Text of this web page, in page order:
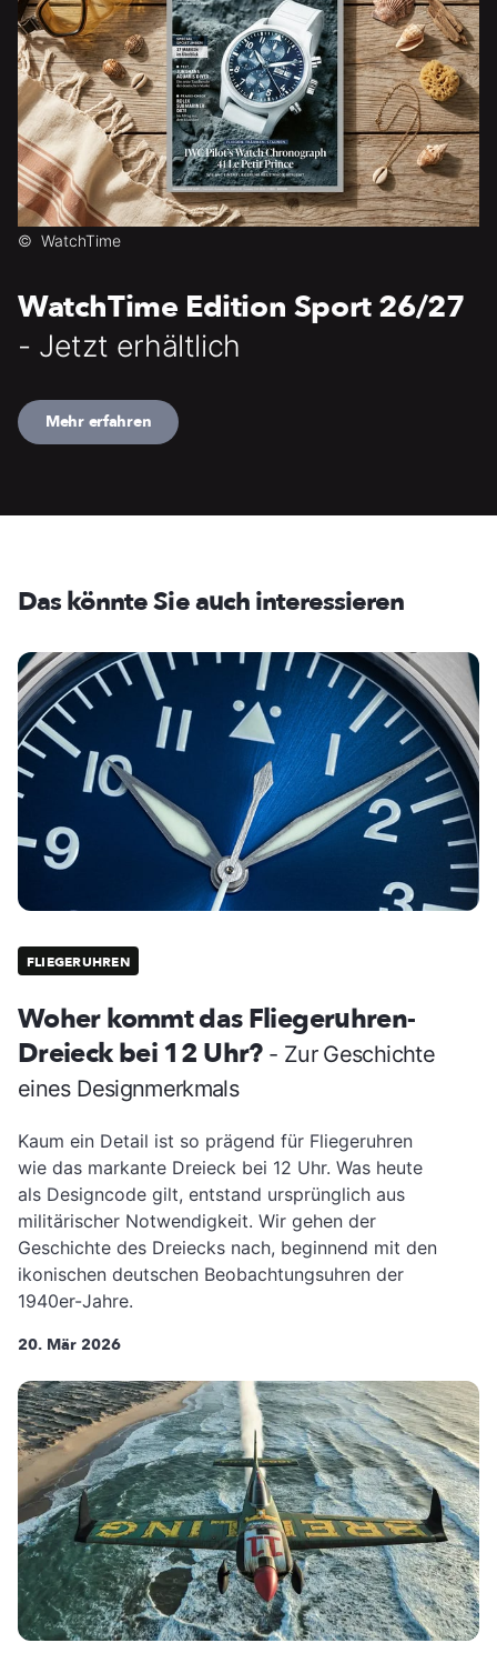
© WatchTime
WatchTime Edition Sport 26/27
- Jetzt erhältlich
Mehr erfahren
Das könnte Sie auch interessieren
FLIEGERUHREN
Woher kommt das Fliegeruhren-
Dreieck bei 12 Uhr? - Zur Geschichte
eines Designmerkmals
Kaum ein Detail ist so prägend für Fliegeruhren
wie das markante Dreieck bei 12 Uhr. Was heute
als Designcode gilt, entstand ursprünglich aus
militärischer Notwendigkeit. Wir gehen der
Geschichte des Dreiecks nach, beginnend mit den
ikonischen deutschen Beobachtungsuhren der
1940er-Jahre.
20. Mär 2026